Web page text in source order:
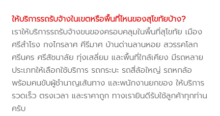
ให้บริการรถรับจ้างในเขตหรือพื้นที่ไหนของสุโขทัยบ้าง?
เราให้บริการรถรับจ้างขนของครอบคลุมในพื้นที่สุโขทัย เมือง
ศรีสำโรง กงไกรลาศ คีรีมาศ บ้านด่านลานหอย สวรรคโลก
ศรีนคร ศรีสัชนาลัย ทุ่งเสลี่ยม และพื้นที่ใกล้เคียง มีรถหลาย
ประเภทให้เลือกใช้บริการ รถกระบะ รถสี่ล้อใหญ่ รถหกล้อ
พร้อมคนขับผู้ชำนาญเส้นทาง และพนักงานยกของ ให้บริการ
รวดเร็ว ตรงเวลา และราคาถูก ทางเรายินดีรับใช้ลูกค้าทุกท่าน
ครับ